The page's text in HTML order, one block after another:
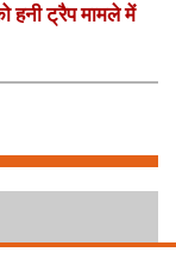
हनी ट्रैप मामले में